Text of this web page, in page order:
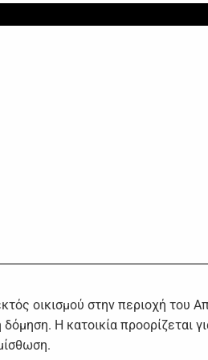
οικισμού στην περιοχή του
Η κατοικία προορίζεται